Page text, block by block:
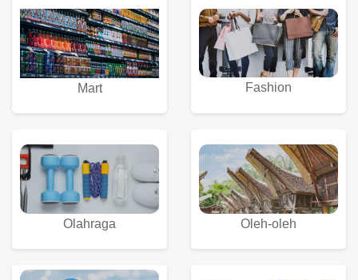
Mart Fashion
Olahraga Oleh-oleh